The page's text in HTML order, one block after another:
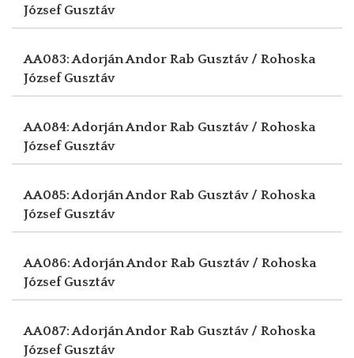
József Gusztáv
AA083: Adorján Andor Rab Gusztáv / Rohoska
József Gusztáv
AA084: Adorján Andor Rab Gusztáv / Rohoska
József Gusztáv
AA085: Adorján Andor Rab Gusztáv / Rohoska
József Gusztáv
AA086: Adorján Andor Rab Gusztáv / Rohoska
József Gusztáv
AA087: Adorján Andor Rab Gusztáv / Rohoska
József Gusztáv